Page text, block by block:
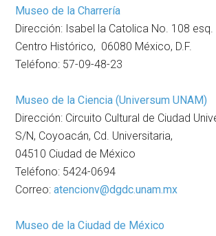
Museo de la Charrería
Dirección: Isabel la Catolica No. 108
Centro Histórico, 06080 México, D.F.
Teléfono: 57-09-48-23
Museo de la Ciencia (Universum UNAM)
Dirección: Circuito Cultural de Ciudad
S/N, Coyoacán, Cd. Universitaria,
04510 Ciudad de México
Teléfono: 5424-0694
Correo:atencionv@dgdc.unam.mx
Museo de la Ciudad de México